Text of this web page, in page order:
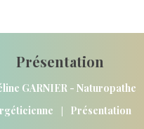
Présentation
GARNIER - Naturopathe
| Présentation